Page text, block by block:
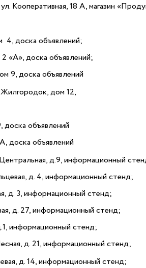
Кооперативная, 18 А, магазин
4, доска объявлений;
«А», доска объявлений;
9, доска объявлений
дом 12,
объявлений
доска объявлений
д.9, информационный
д. 4, информационный стенд;
д. 3, информационный стенд;
д. 27, информационный стенд;
информационный стенд;
д. 21, информационный стенд;
д. 14, информационный стенд;